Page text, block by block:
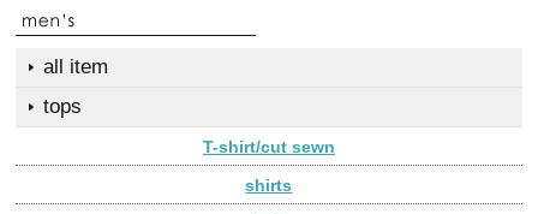
all item
tops
T-shirt/cut sewn
shirts